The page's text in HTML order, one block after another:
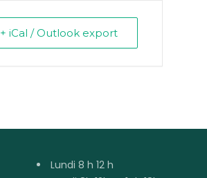
+ iCal / Outlook export
Lundi 8 h 12 h